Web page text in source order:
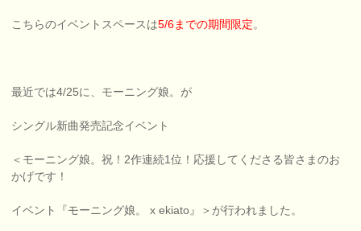
こちらのイベントスペースは5/6までの期間限定。
最近では4/25に、モーニング娘。が
シングル新曲発売記念イベント
＜モーニング娘。祝！2作連続1位！応援してくださる皆さまのお
かげです！
イベント『モーニング娘。 x ekiato』＞が行われました。